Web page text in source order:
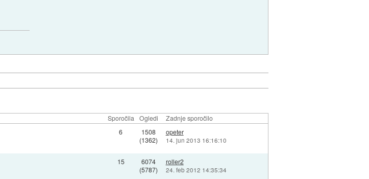
Sporočila Ogledi Zadnje sporočilo
6
1508
(1362)
opeter
14. jun 2013 16:16:10
15
6074
(5787)
roller2
24. feb 2012 14:35:34